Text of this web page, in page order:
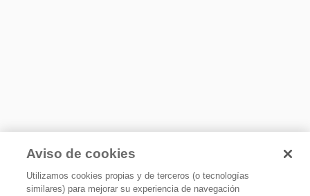
Aviso de cookies
Utilizamos cookies propias y de terceros (o tecnologías
similares) para mejorar su experiencia de navegación